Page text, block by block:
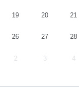
19 20 21
26 27 28
2 3 4